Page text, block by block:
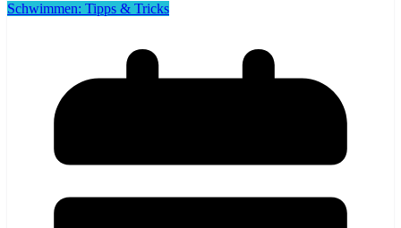
Schwimmen: Tipps & Tricks